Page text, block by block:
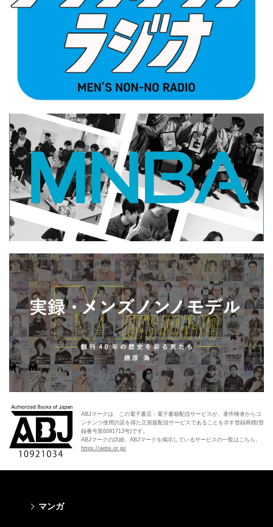
ABJマークは、この電子書店・電子書籍配信サービスが、著作権者からコ
ンテンツ使用許諾を得た正規版配信サービスであることを示す登録商標(登
録番号第6091713号)です。
ABJマークの詳細、ABJマークを掲示しているサービスの一覧はこちら。
https://aebs.or.jp/
マンガ